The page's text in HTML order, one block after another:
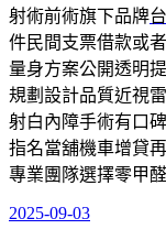
射術前術旗下品牌
件民間支票借款或
量身方案公開透明
規劃設計品質近視
射白內障手術有口
指名當舖機車增貸
專業團隊選擇零甲
發
2025-09-03